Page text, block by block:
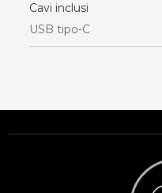
Cavi inclusi
USB tipo-C